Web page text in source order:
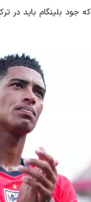
جود بلینگام باید در